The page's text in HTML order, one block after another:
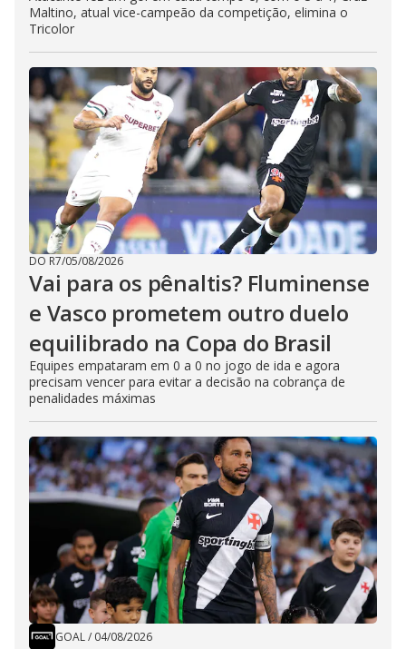
Maltino, atual vice-campeão da competição, elimina o
Tricolor
DO R7/05/08/2026
Vai para os pênaltis? Fluminense
e Vasco prometem outro duelo
equilibrado na Copa do Brasil
Equipes empataram em 0 a 0 no jogo de ida e agora
precisam vencer para evitar a decisão na cobrança de
penalidades máximas
GOAL/ 04/08/2026